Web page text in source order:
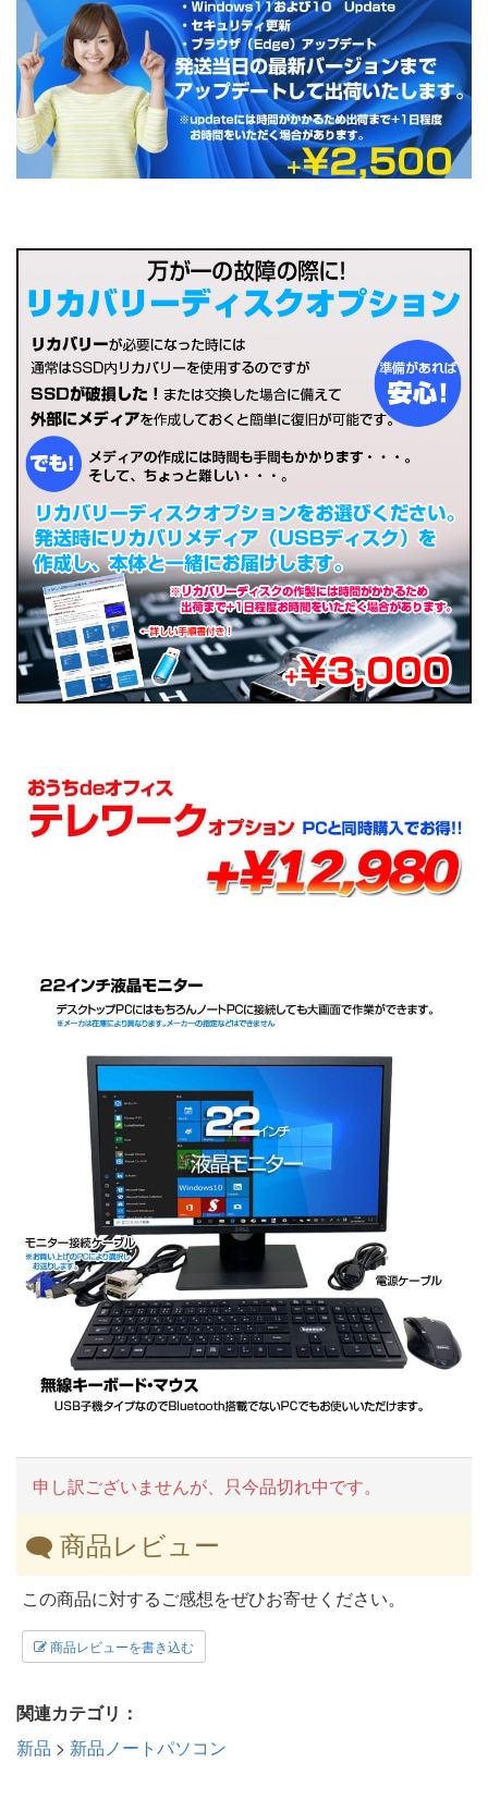
申し訳ございませんが、只今品切れ中です。
商品レビュー
この商品に対するご感想をぜひお寄せください。
商品レビューを書き込む
関連カテゴリ：
新品 > 新品ノートパソコン